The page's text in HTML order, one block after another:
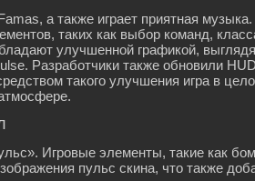
а также играет приятная
таких как выбор команд,
улучшенной графикой,
Разработчики также обновили
такого улучшения игра в
Игровые элементы, такие как
пульс скина, что также